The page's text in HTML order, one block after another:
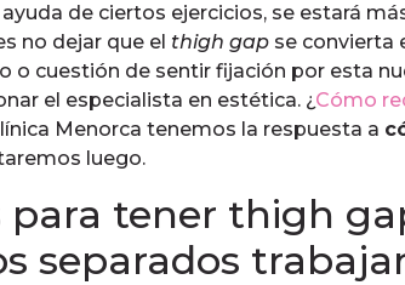
de ciertos ejercicios, se estará
no dejar que el thigh gap se convierta
o cuestión de sentir fijación por esta
el especialista en estética. ¿Cómo
Menorca tenemos la respuesta a
luego.
para tener thigh
separados